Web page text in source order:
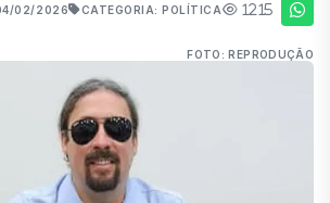
02/2026 CATEGORIA: POLÍTICA 1215
FOTO: REPRODUÇÃO